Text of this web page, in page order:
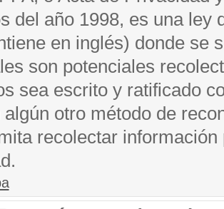
del año 1998, es una ley
en inglés) donde se
son potenciales
sea escrito y ratificado
algún otro método de
recolectar